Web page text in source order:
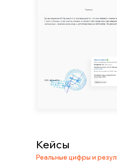
Кейсы
Реальные цифры и